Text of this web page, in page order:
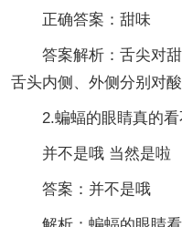
正确答案：甜味
答案解析：舌尖对甜
舌头内侧、外侧分别对酸
2.蝙蝠的眼睛真的看
并不是哦 当然是啦
答案：并不是哦